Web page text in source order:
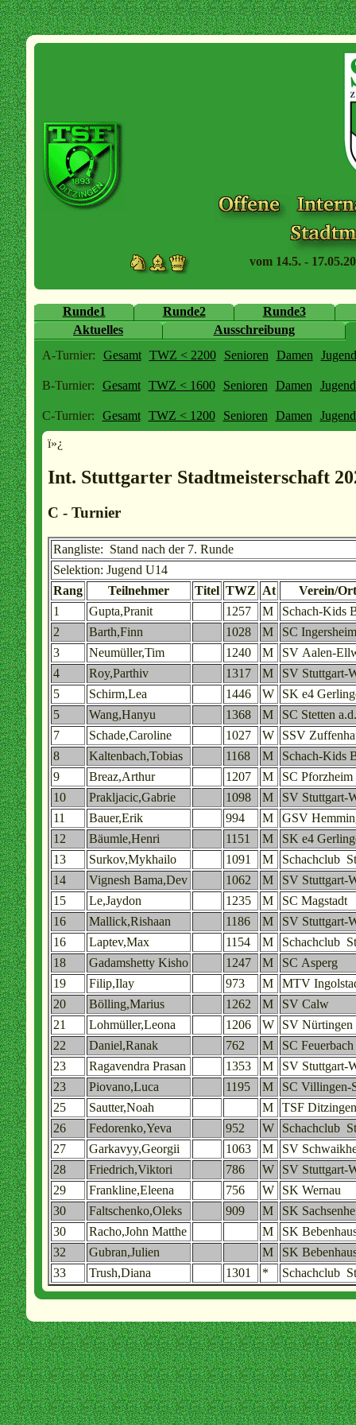
vom 14.5. -
Runde1 Runde2
Runde3
Aktuelles
Ausschreibung
A-Turnier:
Gesamt TWZ < 2200 Senioren Damen
B-Turnier: Gesamt TWZ < 1600 Senioren Damen
C-Turnier: Gesamt TWZ < 1200 Senioren Damen
ï»¿
Int. Stuttgarter Stadtmeisterschaft
C - Turnier
Rangliste: Stand nach der 7. Runde
Selektion: Jugend U14
Rang
Teilnehmer Titel TWZ At
Verein/Ort
1
Gupta,Pranit 1257 M
Schach-Kids
2
Barth,Finn 1028 M
SC
3
Neumüller,Tim 1240 M
SV Aalen-
4
Roy,Parthiv 1317 M
SV Stuttgart-
5
Schirm,Lea 1446 W
SK e4
5
Wang,Hanyu 1368 M
SC Stetten a.d.
7
Schade,Caroline 1027 W
SSV
8
Kaltenbach,Tobias 1168 M
Schach-Kids
9
Breaz,Arthur 1207 M
SC Pforzheim
10
Prakljacic,Gabrie 1098 M
SV Stuttgart-
11
Bauer,Erik 994 M
GSV
12
Bäumle,Henri 1151 M
SK e4
13
Surkov,Mykhailo 1091 M
Schachclub
14
Vignesh Bama,Dev 1062 M
SV Stuttgart-
15
Le,Jaydon 1235 M
SC Magstadt
16
Mallick,Rishaan 1186 M
SV Stuttgart-
16
Laptev,Max 1154 M
Schachclub
18
Gadamshetty Kisho 1247 M
SC Asperg
19
Filip,Ilay 973 M
MTV
20
Bölling,Marius 1262 M
SV Calw
21
Lohmüller,Leona 1206 W
SV Nürtingen
22
Daniel,Ranak 762 M
SC Feuerbach
23
Ragavendra Prasan 1353 M
SV Stuttgart-
23
Piovano,Luca 1195 M
SC Villingen-
25
Sautter,Noah M
TSF Ditzingen
26
Fedorenko,Yeva 952 W
Schachclub
27
Garkavyy,Georgii 1063 M
SV
28
Friedrich,Viktori 786 W
SV Stuttgart-
29
Frankline,Eleena 756 W
SK Wernau
30
Faltschenko,Oleks 909 M
SK
30
Racho,John Matthe M
SK
32
Gubran,Julien M
SK
33
Trush,Diana 1301 * Schachclub